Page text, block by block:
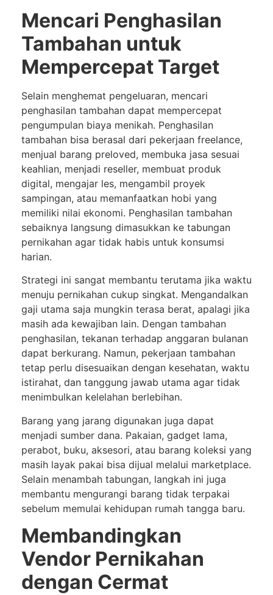
Mencari Penghasilan
Tambahan untuk
Mempercepat Target
Selain menghemat pengeluaran, mencari
penghasilan tambahan dapat mempercepat
pengumpulan biaya menikah. Penghasilan
tambahan bisa berasal dari pekerjaan freelance,
menjual barang preloved, membuka jasa sesuai
keahlian, menjadi reseller, membuat produk
digital, mengajar les, mengambil proyek
sampingan, atau memanfaatkan hobi yang
memiliki nilai ekonomi. Penghasilan tambahan
sebaiknya langsung dimasukkan ke tabungan
pernikahan agar tidak habis untuk konsumsi
harian.
Strategi ini sangat membantu terutama jika waktu
menuju pernikahan cukup singkat. Mengandalkan
gaji utama saja mungkin terasa berat, apalagi jika
masih ada kewajiban lain. Dengan tambahan
penghasilan, tekanan terhadap anggaran bulanan
dapat berkurang. Namun, pekerjaan tambahan
tetap perlu disesuaikan dengan kesehatan, waktu
istirahat, dan tanggung jawab utama agar tidak
menimbulkan kelelahan berlebihan.
Barang yang jarang digunakan juga dapat
menjadi sumber dana. Pakaian, gadget lama,
perabot, buku, aksesori, atau barang koleksi yang
masih layak pakai bisa dijual melalui marketplace.
Selain menambah tabungan, langkah ini juga
membantu mengurangi barang tidak terpakai
sebelum memulai kehidupan rumah tangga baru.
Membandingkan
Vendor Pernikahan
dengan Cermat